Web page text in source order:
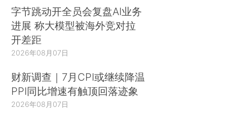
字节跳动开全员会复盘AI业务
进展 称大模型被海外竞对拉
开差距
2026年08月07日
财新调查｜7月CPI或继续降温
PPI同比增速有触顶回落迹象
2026年08月07日